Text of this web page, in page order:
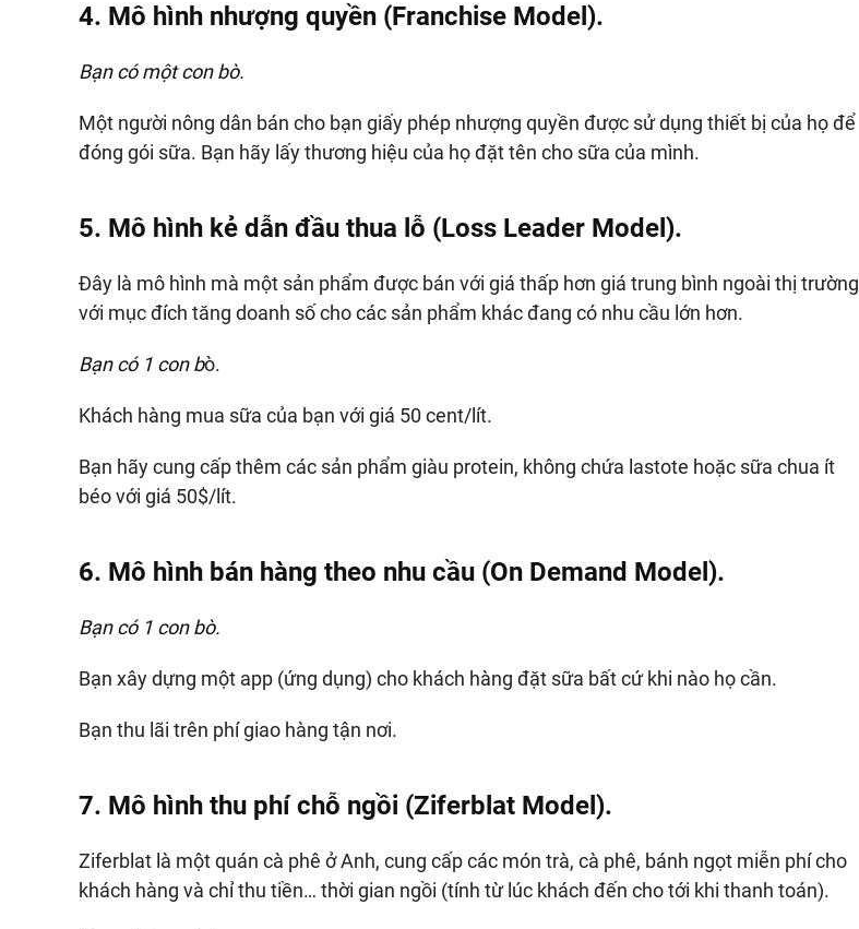
4. Mô hình nhượng quyền (Franchise Model).
Bạn có một con bò.
Một người nông dân bán cho bạn giấy phép nhượng quyền được sử dụng thiết bị của họ để
đóng gói sữa. Bạn hãy lấy thương hiệu của họ đặt tên cho sữa của mình.
5. Mô hình kẻ dẫn đầu thua lỗ (Loss Leader Model).
Đây là mô hình mà một sản phẩm được bán với giá thấp hơn giá trung bình ngoài thị trường
với mục đích tăng doanh số cho các sản phẩm khác đang có nhu cầu lớn hơn.
Bạn có 1 con bò.
Khách hàng mua sữa của bạn với giá 50 cent/lít.
Bạn hãy cung cấp thêm các sản phẩm giàu protein, không chứa lastote hoặc sữa chua ít
béo với giá 50$/lít.
6. Mô hình bán hàng theo nhu cầu (On Demand Model).
Bạn có 1 con bò.
Bạn xây dựng một app (ứng dụng) cho khách hàng đặt sữa bất cứ khi nào họ cần.
Bạn thu lãi trên phí giao hàng tận nơi.
7. Mô hình thu phí chỗ ngồi (Ziferblat Model).
Ziferblat là một quán cà phê ở Anh, cung cấp các món trà, cà phê, bánh ngọt miễn phí cho
khách hàng và chỉ thu tiền… thời gian ngồi (tính từ lúc khách đến cho tới khi thanh toán).